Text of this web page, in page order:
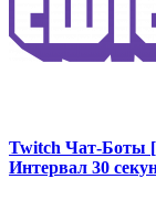
Twitch Чат-Боты
Интервал 30